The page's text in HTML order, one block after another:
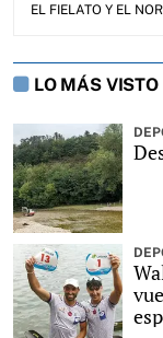
EL FIELATO Y EL
LO MÁS VISTO